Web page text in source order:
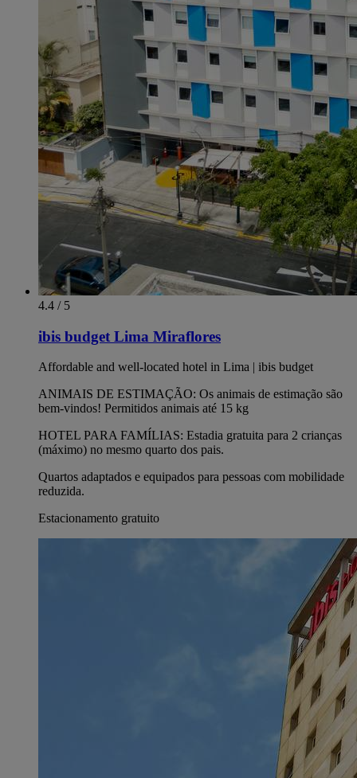
4.4 / 5
ibis budget Lima Miraflores
Affordable and well-located hotel in Lima | ibis budget
ANIMAIS DE ESTIMAÇÃO: Os animais de estimação são
bem-vindos! Permitidos animais até 15 kg
HOTEL PARA FAMÍLIAS: Estadia gratuita para 2 crianças
(máximo) no mesmo quarto dos pais.
Quartos adaptados e equipados para pessoas com mobilidade
reduzida.
Estacionamento gratuito